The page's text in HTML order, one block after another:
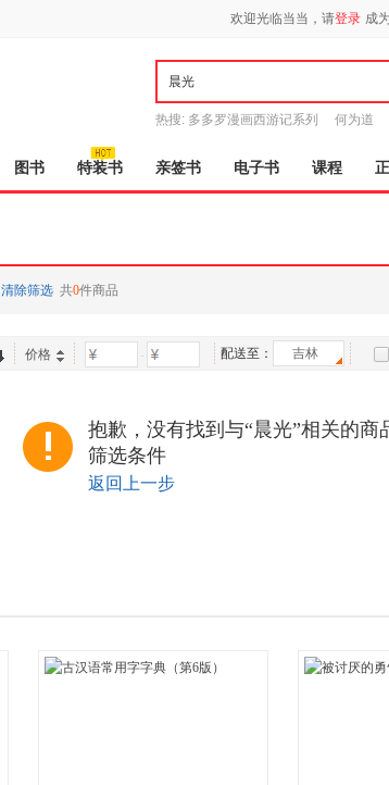
欢迎光临当当，请登录 成
热搜: 多多罗漫画西游记系列 何为道
图书 特装书 亲签书 电子书 课程
清除筛选 共0件商品
价格 - 配送至： 吉林
抱歉，没有找到与“晨光”相关的商
筛选条件
返回上一步